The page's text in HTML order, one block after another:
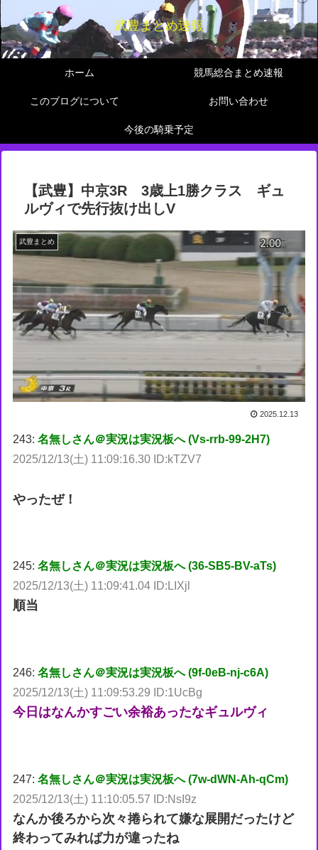
武豊まとめ速報
ホーム 競馬総合まとめ速報
このブログについて お問い合わせ
今後の騎乗予定
【武豊】中京3R 3歳上1勝クラス ギュ
ルヴィで先行抜け出しV
武豊まとめ
2025.12.13
243:名無しさん＠実況は実況板へ (Vs-rrb-99-2H7)
2025/12/13(土) 11:09:16.30 ID:kTZV7
やったぜ！
245:名無しさん＠実況は実況板へ (36-SB5-BV-aTs)
2025/12/13(土) 11:09:41.04 ID:LIXjl
順当
246:名無しさん＠実況は実況板へ (9f-0eB-nj-c6A)
2025/12/13(土) 11:09:53.29 ID:1UcBg
今日はなんかすごい余裕あったなギュルヴィ
247:名無しさん＠実況は実況板へ (7w-dWN-Ah-qCm)
2025/12/13(土) 11:10:05.57 ID:NsI9z
なんか後ろから次々捲られて嫌な展開だったけど
終わってみれば力が違ったね